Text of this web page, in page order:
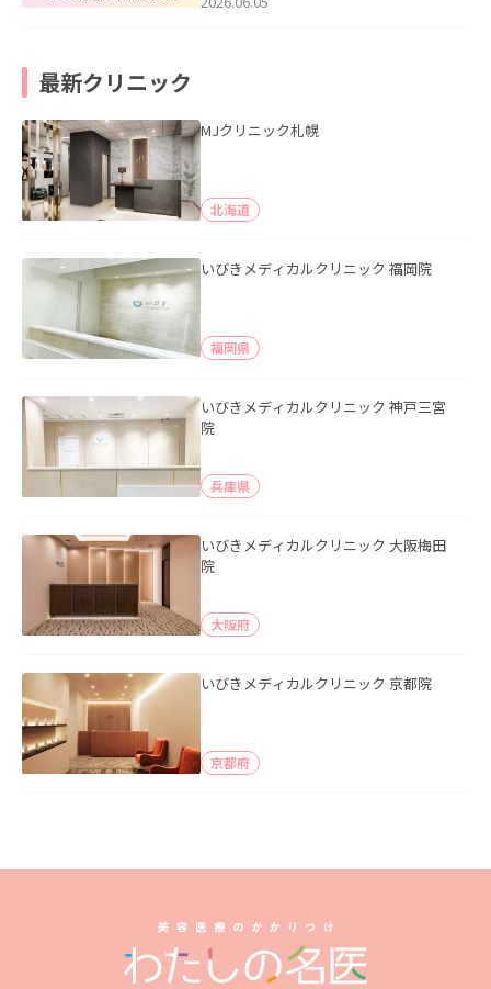
最新クリニック
MJクリニック札幌
北海道
いびきメディカルクリニック 福岡院
福岡県
いびきメディカルクリニック 神戸三宮
院
兵庫県
いびきメディカルクリニック 大阪梅田
院
大阪府
いびきメディカルクリニック 京都院
京都府